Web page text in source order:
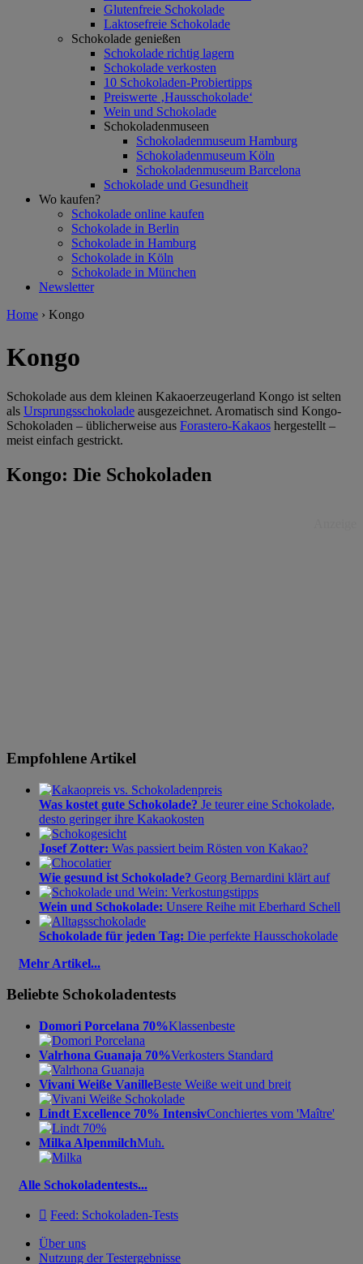
Glutenfreie Schokolade
Laktosefreie Schokolade
Schokolade genießen
Schokolade richtig lagern
Schokolade verkosten
10 Schokoladen-Probiertipps
Preiswerte ‚Hausschokolade‘
Wein und Schokolade
Schokoladenmuseen
Schokoladenmuseum Hamburg
Schokoladenmuseum Köln
Schokoladenmuseum Barcelona
Schokolade und Gesundheit
Wo kaufen?
Schokolade online kaufen
Schokolade in Berlin
Schokolade in Hamburg
Schokolade in Köln
Schokolade in München
Newsletter
Home › Kongo
Kongo
Schokolade aus dem kleinen Kakaoerzeugerland Kongo ist selten
als Ursprungsschokolade ausgezeichnet. Aromatisch sind Kongo-
Schokoladen – üblicherweise aus Forastero-Kakaos hergestellt –
meist einfach gestrickt.
Kongo: Die Schokoladen
Empfohlene Artikel
Was kostet gute Schokolade? Je teurer eine Schokolade,
desto geringer ihre Kakaokosten
Josef Zotter: Was passiert beim Rösten von Kakao?
Wie gesund ist Schokolade? Georg Bernardini klärt auf
Wein und Schokolade: Unsere Reihe mit Eberhard Schell
Schokolade für jeden Tag: Die perfekte Hausschokolade
Mehr Artikel...
Beliebte Schokoladentests
Domori Porcelana 70%Klassenbeste
Valrhona Guanaja 70%Verkosters Standard
Vivani Weiße VanilleBeste Weiße weit und breit
Lindt Excellence 70% IntensivConchiertes vom 'Maître'
Milka AlpenmilchMuh.
Alle Schokoladentests...
 Feed: Schokoladen-Tests
Über uns
Nutzung der Testergebnisse